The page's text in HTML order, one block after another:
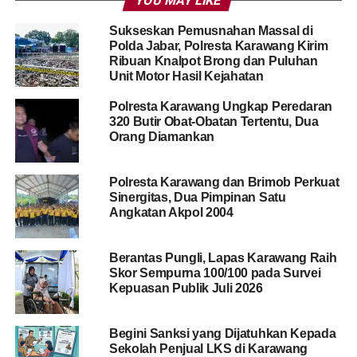
Sukseskan Pemusnahan Massal di
Polda Jabar, Polresta Karawang Kirim
Ribuan Knalpot Brong dan Puluhan
Unit Motor Hasil Kejahatan
Polresta Karawang Ungkap Peredaran
320 Butir Obat-Obatan Tertentu, Dua
Orang Diamankan
Polresta Karawang dan Brimob Perkuat
Sinergitas, Dua Pimpinan Satu
Angkatan Akpol 2004
Berantas Pungli, Lapas Karawang Raih
Skor Sempurna 100/100 pada Survei
Kepuasan Publik Juli 2026
Begini Sanksi yang Dijatuhkan Kepada
Sekolah Penjual LKS di Karawang